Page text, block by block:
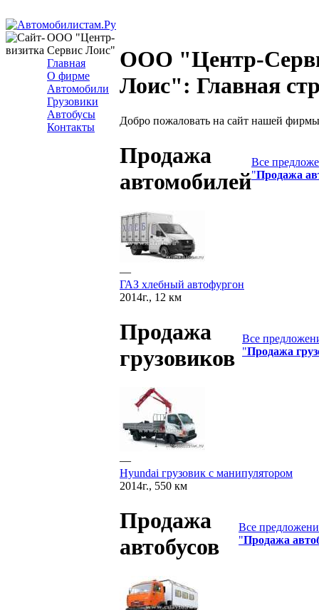
ООО "Центр-
Сервис Лоис"
Главная
О фирме
Автомобили
Грузовики
Автобусы
Контакты
ООО "Центр-
Лоис": Главная
Добро пожаловать на сайт нашей
Продажа
автомобилей
Все
"Продажа
—
ГАЗ хлебный автофургон
2014г., 12 км
Продажа
грузовиков
Все
"Продажа
—
Hyundai грузовик с манипулятором
2014г., 550 км
Продажа
автобусов
Все
"Продажа